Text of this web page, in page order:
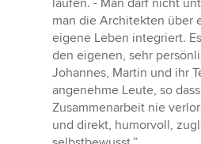
laufen. - Man darf nicht
man die Architekten über
eigene Leben integriert.
den eigenen, sehr
Johannes, Martin und ihr
angenehme Leute, so
Zusammenarbeit nie
und direkt, humorvoll,